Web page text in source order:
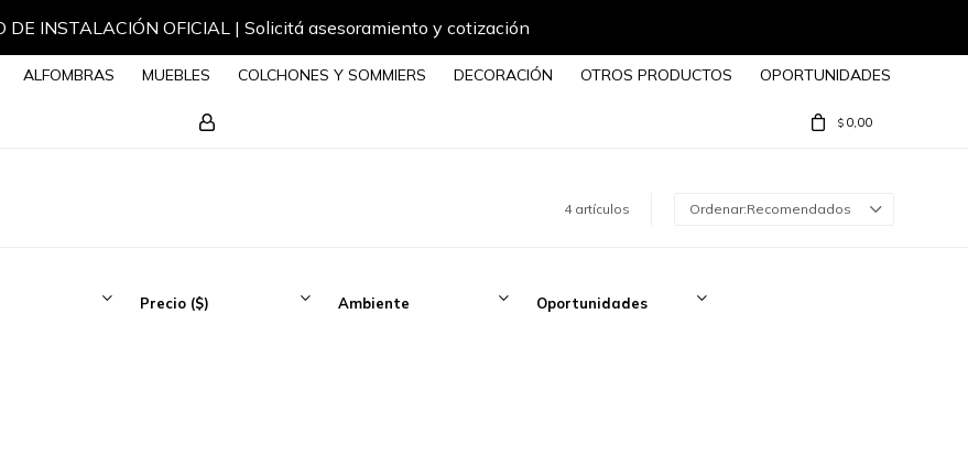
DE INSTALACIÓN OFICIAL | Solicitá asesoramiento y cotización
ALFOMBRAS MUEBLES COLCHONES Y SOMMIERS DECORACIÓN OTROS PRODUCTOS OPORTUNIDADES
$ 0,00
4 artículos Recomendados
Precio ($) Ambiente Oportunidades